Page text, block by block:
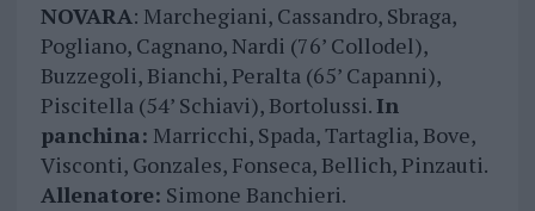
NOVARA: Marchegiani, Cassandro, Sbraga,
Pogliano, Cagnano, Nardi (76’ Collodel),
Buzzegoli, Bianchi, Peralta (65’ Capanni),
Piscitella (54’ Schiavi), Bortolussi. In
panchina: Marricchi, Spada, Tartaglia, Bove,
Visconti, Gonzales, Fonseca, Bellich, Pinzauti.
Allenatore: Simone Banchieri.